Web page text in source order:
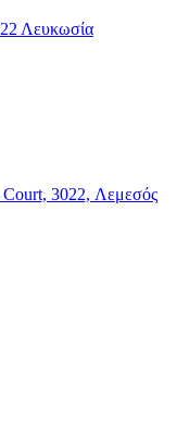
Λευκωσία
Court, 3022, Λεμεσός